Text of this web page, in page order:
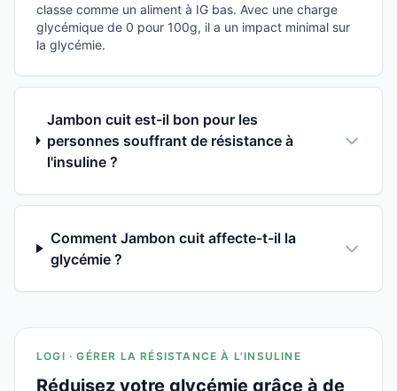
classe comme un aliment à IG bas. Avec une charge
glycémique de 0 pour 100g, il a un impact minimal sur
la glycémie.
Jambon cuit est-il bon pour les
personnes souffrant de résistance à
l'insuline ?
Comment Jambon cuit affecte-t-il la
glycémie ?
LOGI · GÉRER LA RÉSISTANCE À L'INSULINE
Réduisez votre glycémie grâce à de